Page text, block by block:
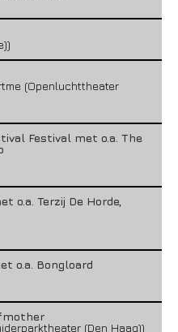
(Openluchttheater
Festival met o.a. The
o.a. Terzij De Horde,
o.a. Bongloard
(Den Haag))